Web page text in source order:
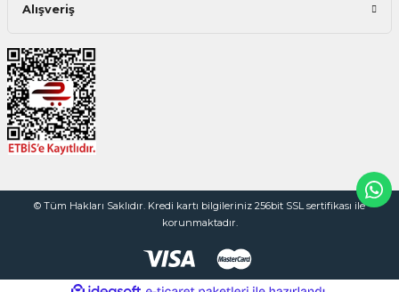
Alışveriş
© Tüm Hakları Saklıdır. Kredi kartı bilgileriniz 256bit SSL sertifikası ile
korunmaktadır.